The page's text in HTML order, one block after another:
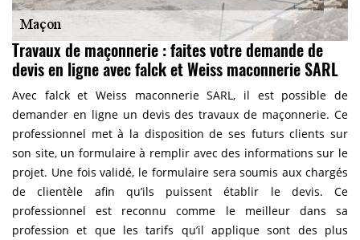
Travaux de maçonnerie : faites votre demande de
devis en ligne avec falck et Weiss maconnerie SARL
Avec falck et Weiss maconnerie SARL, il est possible de
demander en ligne un devis des travaux de maçonnerie. Ce
professionnel met à la disposition de ses futurs clients sur
son site, un formulaire à remplir avec des informations sur le
projet. Une fois validé, le formulaire sera soumis aux chargés
de clientèle afin qu’ils puissent établir le devis. Ce
professionnel est reconnu comme le meilleur dans sa
profession et que les tarifs qu’il applique sont des plus